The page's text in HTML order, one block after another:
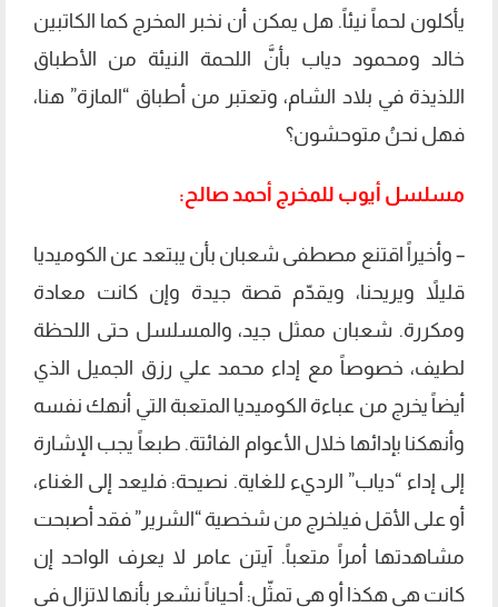
يأكلون لحماً نيئاً. هل يمكن أن نخبر المخرج كما الكاتبين
خالد ومحمود دياب بأنَّ اللحمة النيئة من الأطباق
اللذيذة في بلاد الشام، وتعتبر من أطباق “المازة” هنا،
فهل نحنُ متوحشون؟
مسلسل أيوب للمخرج أحمد صالح:
– وأخيراً اقتنع مصطفى شعبان بأن يبتعد عن الكوميديا
قليلاً ويريحنا، ويقدّم قصة جيدة وإن كانت معادة
ومكررة. شعبان ممثل جيد، والمسلسل حتى اللحظة
لطيف، خصوصاً مع إداء محمد علي رزق الجميل الذي
أيضاً يخرج من عباءة الكوميديا المتعبة التي أنهك نفسه
وأنهكنا بإدائها خلال الأعوام الفائتة. طبعاً يجب الإشارة
إلى إداء “دياب” الرديء للغاية. نصيحة: فليعد إلى الغناء،
أو على الأقل فيلخرج من شخصية “الشرير” فقد أصبحت
مشاهدتها أمراً متعباً. آيتن عامر لا يعرف الواحد إن
كانت هي هكذا أو هي تمثّل: أحياناً نشعر بأنها لاتزال في